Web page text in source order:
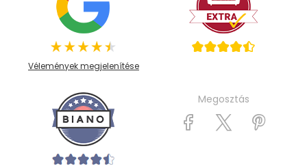
Vélemények megjelenítése
Megosztás